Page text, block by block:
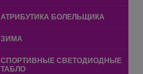
АТРИБУТИКА БОЛЕЛЬЩИКА
ЗИМА
СПОРТИВНЫЕ СВЕТОДИОДНЫЕ
ТАБЛО